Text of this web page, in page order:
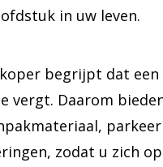
in uw leven.
begrijpt dat een
vergt. Daarom
zodat u zich